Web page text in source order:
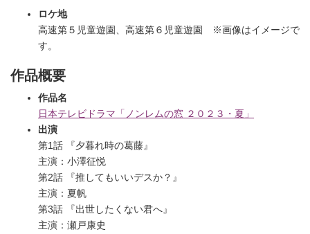
ロケ地
高速第５児童遊園、高速第６児童遊園 ※画像はイメージで
す。
作品概要
作品名
日本テレビドラマ「ノンレムの窓 ２０２３・夏」
出演
第1話 『夕暮れ時の葛藤』
主演：小澤征悦
第2話 『推してもいいデスか？』
主演：夏帆
第3話 『出世したくない君へ』
主演：瀬戸康史